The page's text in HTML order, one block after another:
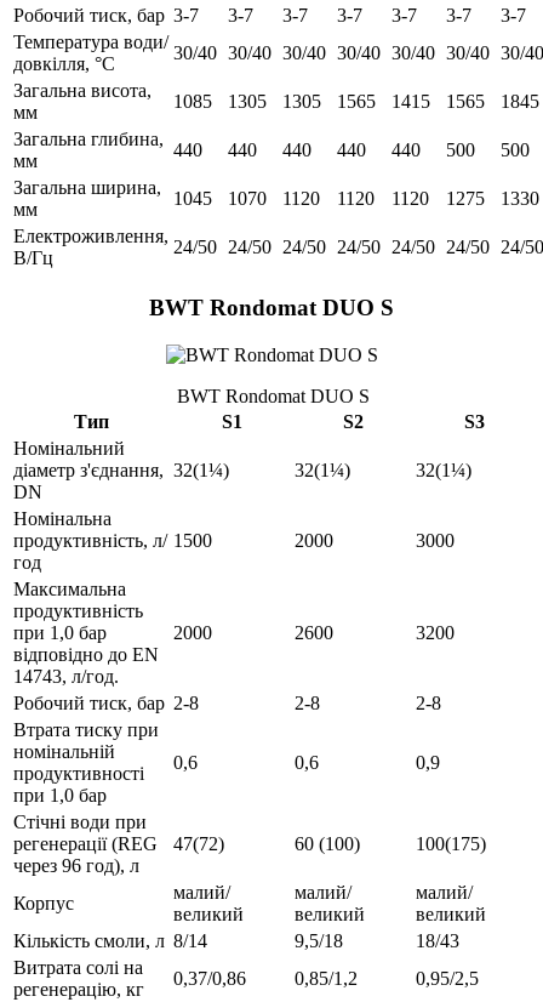
Робочий тиск, бар 3-7 3-7 3-7 3-7 3-7 3-7
3-7
Температура води/
довкілля, °C
30/40 30/40 30/40 30/40 30/40 30/40 30/40
Загальна висота,
мм
1085 1305 1305 1565 1415 1565
1845
Загальна глибина,
мм
440 440 440 440 440 500
500
Загальна ширина,
мм
1045 1070 1120 1120 1120 1275
1330
Електроживлення,
В/Гц
24/50 24/50 24/50 24/50 24/50 24/50 24/50
BWT Rondomat DUO S
BWT Rondomat DUO S
Тип
S1 S2
S3
Номінальний
діаметр з'єднання,
DN
32(1¼) 32(1¼) 32(1¼)
Номінальна
продуктивність, л/
год
1500 2000 3000
Максимальна
продуктивність
при 1,0 бар
відповідно до EN
14743, л/год.
2000 2600 3200
Робочий тиск, бар 2-8 2-8
2-8
Втрата тиску при
номінальній
продуктивності
при 1,0 бар
0,6 0,6 0,9
Стічні води при
регенерації (REG
через 96 год), л
47(72) 60 (100) 100(175)
Корпус
малий/
великий
малий/
великий
малий/
великий
Кількість смоли, л 8/14 9,5/18
18/43
Витрата солі на
регенерацію, кг
0,37/0,86 0,85/1,2
0,95/2,5